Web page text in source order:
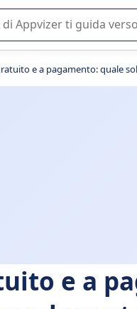
o nella scelta di un
e a pagamento: quale
e a